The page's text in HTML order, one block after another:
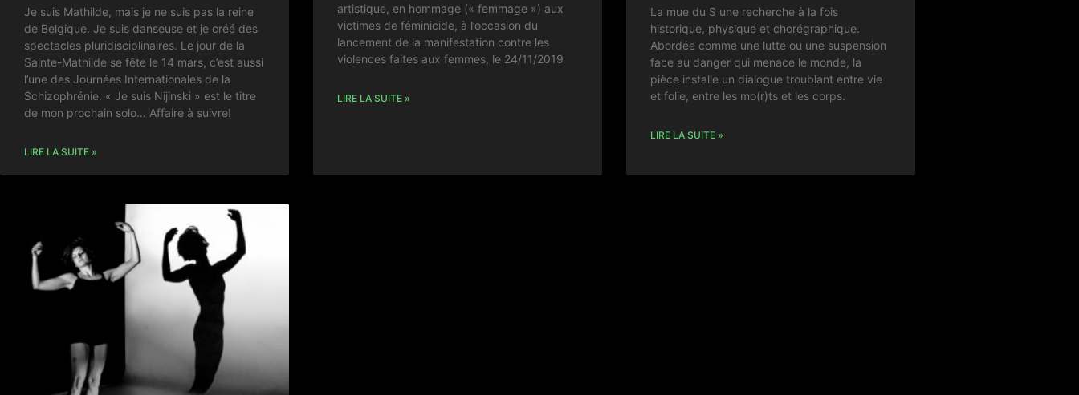
Je suis Mathilde, mais je ne suis pas la reine
de Belgique. Je suis danseuse et je créé des
spectacles pluridisciplinaires. Le jour de la
Sainte-Mathilde se fête le 14 mars, c’est aussi
l’une des Journées Internationales de la
Schizophrénie. « Je suis Nijinski » est le titre
de mon prochain solo… Affaire à suivre!
LIRE LA SUITE »
artistique, en hommage (« femmage ») aux
victimes de féminicide, à l’occasion du
lancement de la manifestation contre les
violences faites aux femmes, le 24/11/2019
LIRE LA SUITE »
La mue du S une recherche à la fois
historique, physique et chorégraphique.
Abordée comme une lutte ou une suspension
face au danger qui menace le monde, la
pièce installe un dialogue troublant entre vie
et folie, entre les mo(r)ts et les corps.
LIRE LA SUITE »